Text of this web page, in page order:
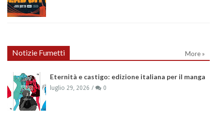
Notizie Fumetti More »
Eternità e castigo: edizione italiana per il manga
luglio 29, 2026 0